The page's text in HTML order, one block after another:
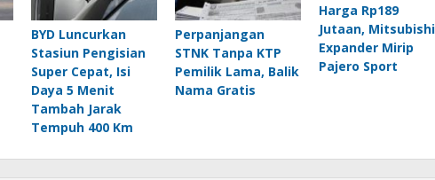
BYD Luncurkan
Stasiun Pengisian
Super Cepat, Isi
Daya 5 Menit
Tambah Jarak
Tempuh 400 Km
Perpanjangan
STNK Tanpa KTP
Pemilik Lama, Balik
Nama Gratis
Harga Rp189
Jutaan, Mitsubishi
Expander Mirip
Pajero Sport